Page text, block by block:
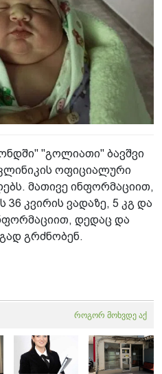
"გოლიათი" ბავშვი
ოფიციალური
მათივე ინფორმაციით,
კვირის ვადაზე, 5 კგ და
დედაც და
გრძნობენ.
როგორ მოხვდე აქ